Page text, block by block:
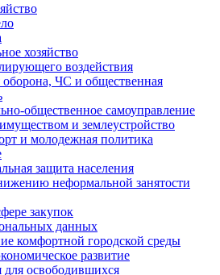
хозяйство
воздействия
оборона, ЧС и общественная
общественное самоуправление
и землеустройство
и молодежная политика
защита населения
неформальной занятости
закупок
данных
комфортной городской среды
развитие
освободившихся